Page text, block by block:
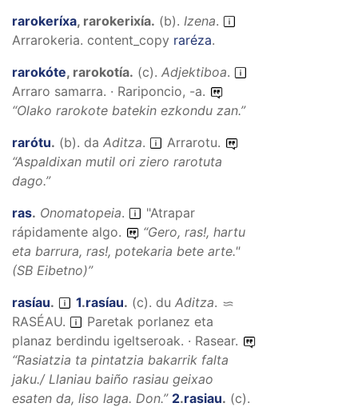
rarokeríxa, rarokerixía. (b). Izena.
Arrarokeria. content_copy raréza.
rarokóte, rarokotía. (c). Adjektiboa.
Arraro samarra. · Rariponcio, -a.
“Olako rarokote batekin ezkondu zan.”
rarótu. (b). da Aditza.
Arrarotu.
“Aspaldixan mutil ori ziero rarotuta
dago.”
ras. Onomatopeia.
"Atrapar
rápidamente algo.
“Gero, ras!, hartu
eta barrura, ras!, potekaria bete arte."
(SB Eibetno)”
rasíau. 1.rasíau. (c). du Aditza.
RASÉAU.
Paretak porlanez eta
planaz berdindu igeltseroak. · Rasear.
“Rasiatzia ta pintatzia bakarrik falta
jaku./ Llaniau baiño rasiau geixao
esaten da, liso laga. Don.” 2.rasiau. (c).